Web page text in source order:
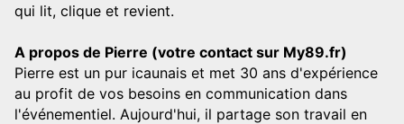
qui lit, clique et revient.
A propos de Pierre (votre contact sur My89.fr)
Pierre est un pur icaunais et met 30 ans d'expérience
au profit de vos besoins en communication dans
l'événementiel. Aujourd'hui, il partage son travail en